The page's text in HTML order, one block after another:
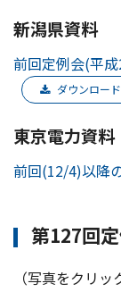
新潟県資料
前回定例会(平
ダウンロード
東京電力資料
前回(12/4)以降
第127回
（写真をクリ